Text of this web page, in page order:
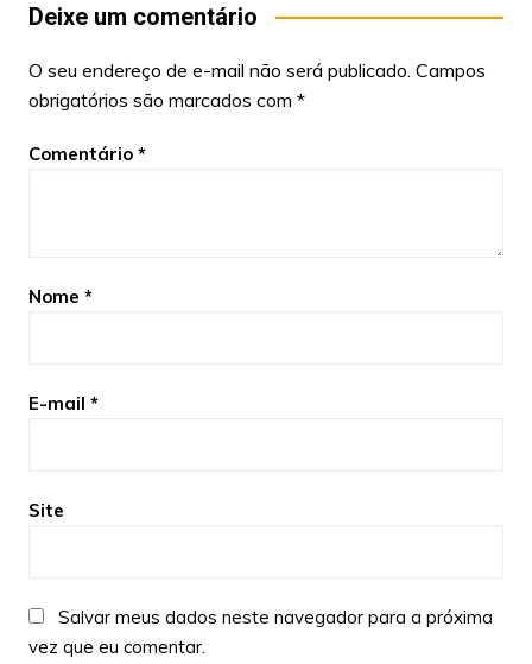
Deixe um comentário
O seu endereço de e-mail não será publicado. Campos
obrigatórios são marcados com *
Comentário *
Nome *
E-mail *
Site
Salvar meus dados neste navegador para a próxima
vez que eu comentar.